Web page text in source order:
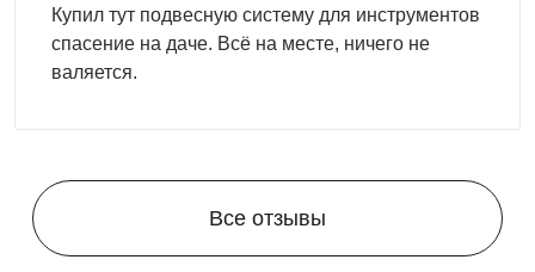
Купил тут подвесную систему для инструментов
спасение на даче. Всё на месте, ничего не
валяется.
Все отзывы